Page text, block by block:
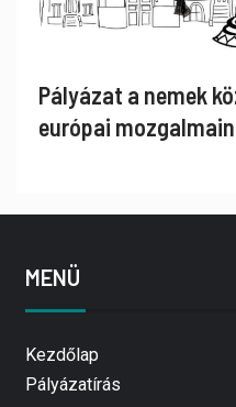
Pályázat a nemek
európai
MENÜ
Kezdőlap
Pályázatírás